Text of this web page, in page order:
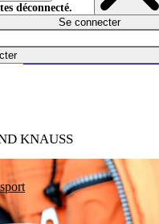
déconnecté.
Se connecter
KNAUSS